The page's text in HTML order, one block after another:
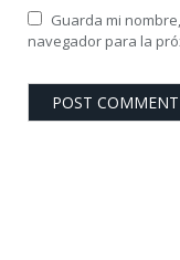
Guarda mi
navegador para la